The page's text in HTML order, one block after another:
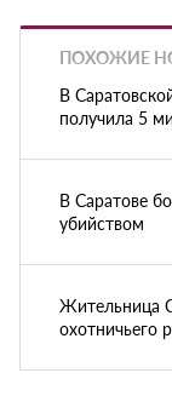
ПОХОЖИЕ
В
получила 5
В Саратове
убийством
Жительница
охотничьего